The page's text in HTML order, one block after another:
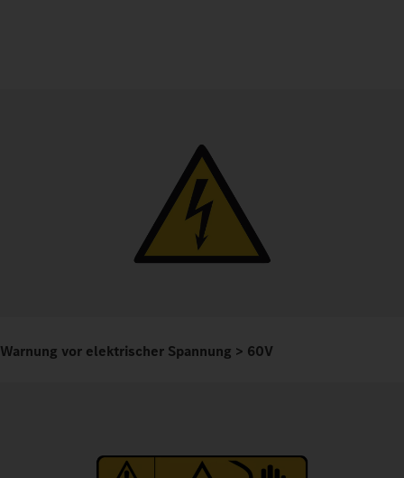
Warnung vor elektrischer Spannung > 60V